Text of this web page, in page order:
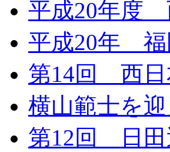
平成20年度
平成20年 福
第14回 西日
横山範士を
第12回 日田